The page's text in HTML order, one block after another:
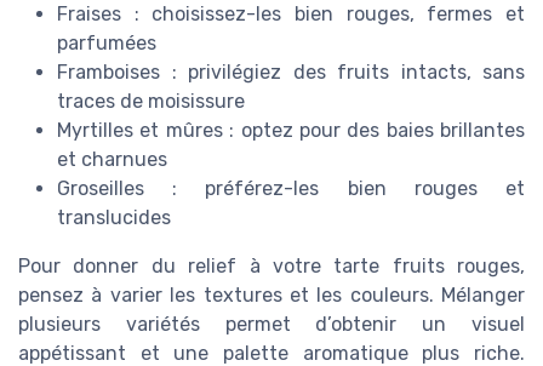
Fraises : choisissez-les bien rouges, fermes et
parfumées
Framboises : privilégiez des fruits intacts, sans
traces de moisissure
Myrtilles et mûres : optez pour des baies brillantes
et charnues
Groseilles : préférez-les bien rouges et
translucides
Pour donner du relief à votre tarte fruits rouges,
pensez à varier les textures et les couleurs. Mélanger
plusieurs variétés permet d’obtenir un visuel
appétissant et une palette aromatique plus riche.